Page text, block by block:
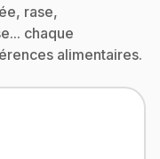
rase,
chaque
alimentaires.